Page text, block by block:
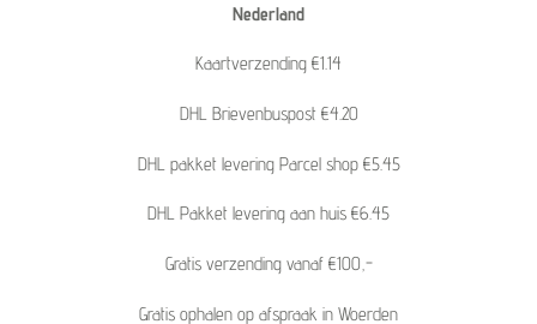
Nederland
Kaartverzending €1.14
DHL Brievenbuspost €4.20
DHL pakket levering Parcel shop €5.45
DHL Pakket levering aan huis €6.45
Gratis verzending vanaf €100,-
Gratis ophalen op afspraak in Woerden